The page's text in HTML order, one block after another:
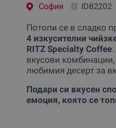
София ID82202
Потопи се в сладко
4 изкусителни
RITZ Specialty Coffee
вкусови
любимия десерт за
Подари си вкусен
емоция, която се